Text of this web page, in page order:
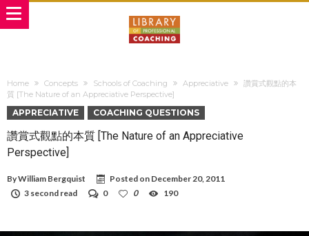
Home Concepts Schools of Coaching Appreciative
讚賞式觀點的本
質 [The Nature of an Appreciative Perspective]
APPRECIATIVE COACHING QUESTIONS
讚賞式觀點的本質 [The Nature of an Appreciative
Perspective]
ByWilliam Bergquist Posted on December 20, 2011
3 second read
0 0 190